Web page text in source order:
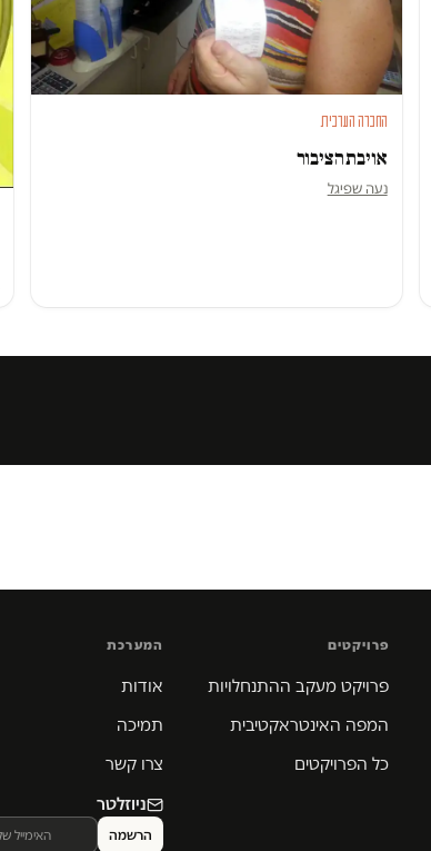
החברה הערבית
אויבת הציבור
נעה שפיגל
פרויקטים
פרויקט מעקב ההתנחלויות
המפה האינטראקטיבית
כל הפרויקטים
המערכת
אודות
תמיכה
צרו קשר
ניוזלטר